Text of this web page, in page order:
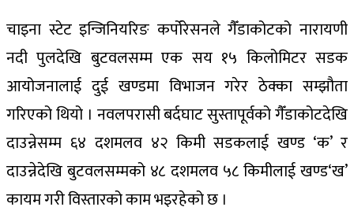
चाइना स्टेट इन्जिनियरिङ कर्पोरेसनले गैँडाकोटको नारायणी
नदी पुलदेखि बुटवलसम्म एक सय १५ किलोमिटर सडक
आयोजनालाई दुई खण्डमा विभाजन गरेर ठेक्का सम्झौता
गरिएको थियो । नवलपरासी बर्दघाट सुस्तापूर्वको गैँडाकोटदेखि
दाउन्नेसम्म ६४ दशमलव ४२ किमी सडकलाई खण्ड ‘क’ र
दाउन्नेदेखि बुटवलसम्मको ४८ दशमलव ५८ किमीलाई खण्ड‘ख’
कायम गरी विस्तारको काम भइरहेको छ ।